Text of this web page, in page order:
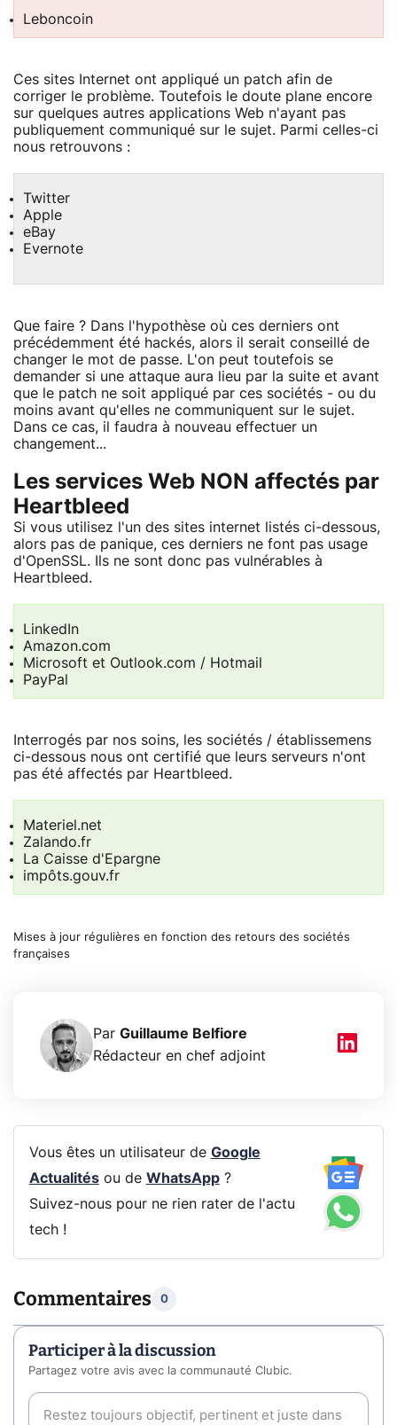
Leboncoin
Ces sites Internet ont appliqué un patch afin de
corriger le problème. Toutefois le doute plane encore
sur quelques autres applications Web n'ayant pas
publiquement communiqué sur le sujet. Parmi celles-ci
nous retrouvons :
Twitter
Apple
eBay
Evernote
Que faire ? Dans l'hypothèse où ces derniers ont
précédemment été hackés, alors il serait conseillé de
changer le mot de passe. L'on peut toutefois se
demander si une attaque aura lieu par la suite et avant
que le patch ne soit appliqué par ces sociétés - ou du
moins avant qu'elles ne communiquent sur le sujet.
Dans ce cas, il faudra à nouveau effectuer un
changement...
Les services Web NON affectés par
Heartbleed
Si vous utilisez l'un des sites internet listés ci-dessous,
alors pas de panique, ces derniers ne font pas usage
d'OpenSSL. Ils ne sont donc pas vulnérables à
Heartbleed.
LinkedIn
Amazon.com
Microsoft et Outlook.com / Hotmail
PayPal
Interrogés par nos soins, les sociétés / établissemens
ci-dessous nous ont certifié que leurs serveurs n'ont
pas été affectés par Heartbleed.
Materiel.net
Zalando.fr
La Caisse d'Epargne
impôts.gouv.fr
Mises à jour régulières en fonction des retours des sociétés
françaises
Par Guillaume Belfiore
Rédacteur en chef adjoint
Vous êtes un utilisateur de Google
Actualitésou de WhatsApp?
Suivez-nous pour ne rien rater de l'actu
tech !
Commentaires 0
Participer à la discussion
Partagez votre avis avec la communauté Clubic.